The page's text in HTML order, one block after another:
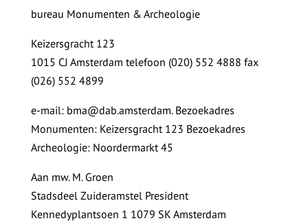
bureau Monumenten & Archeologie
Keizersgracht 123
1015 CJ Amsterdam telefoon (020) 552 4888 fax
(026) 552 4899
e-mail: bma@dab.amsterdam. Bezoekadres
Monumenten: Keizersgracht 123 Bezoekadres
Archeologie: Noordermarkt 45
Aan mw. M. Groen
Stadsdeel Zuideramstel President
Kennedyplantsoen 1 1079 SK Amsterdam